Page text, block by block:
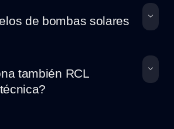
de bombas solares
también RCL